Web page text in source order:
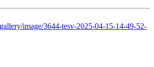
image/3644-tesv-2025-04-15-14-49-52-